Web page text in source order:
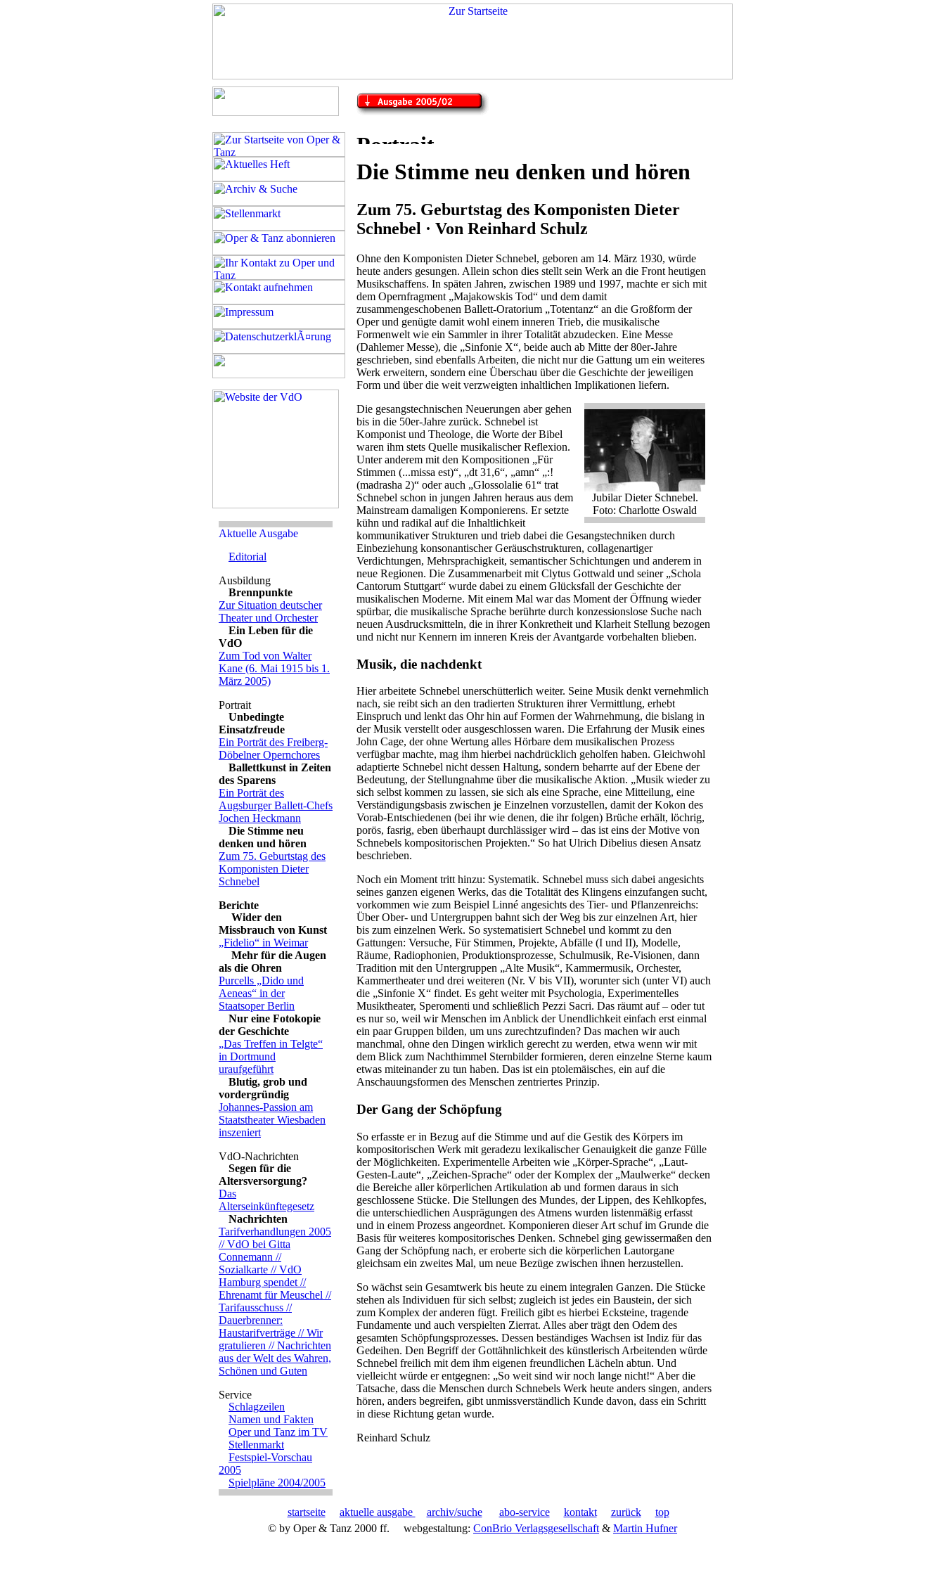
Editorial
Brennpunkte
Zur Situation deutscher
Theater und Orchester
Ein Leben für die
VdO
Zum Tod von Walter
Kane (6. Mai 1915 bis 1.
März 2005)
Unbedingte
Einsatzfreude
Ein Porträt des Freiberg-
Döbelner Opernchores
Ballettkunst in Zeiten
des Sparens
Ein Porträt des
Augsburger Ballett-Chefs
Jochen Heckmann
Die Stimme neu
denken und hören
Zum 75. Geburtstag des
Komponisten Dieter
Schnebel
Wider den
Missbrauch von Kunst
„Fidelio“ in Weimar
Mehr für die Augen
als die Ohren
Purcells „Dido und
Aeneas“ in der
Staatsoper Berlin
Nur eine Fotokopie
der Geschichte
„Das Treffen in Telgte“
in Dortmund
uraufgeführt
Blutig, grob und
vordergründig
Johannes-Passion am
Staatstheater Wiesbaden
inszeniert
Segen für die
Altersversorgung?
Das
Alterseinkünftegesetz
Nachrichten
Tarifverhandlungen 2005
// VdO bei Gitta
Connemann //
Sozialkarte // VdO
Hamburg spendet //
Ehrenamt für Meuschel //
Tarifausschuss //
Dauerbrenner:
Haustarifverträge // Wir
gratulieren // Nachrichten
aus der Welt des Wahren,
Schönen und Guten
Schlagzeilen
Namen und Fakten
Oper und Tanz im TV
Stellenmarkt
Festspiel-Vorschau
2005
Spielpläne 2004/2005
Die Stimme neu denken und hören
Zum 75. Geburtstag des Komponisten Dieter
Schnebel · Von Reinhard Schulz
Ohne den Komponisten Dieter Schnebel, geboren am 14. März 1930, würde
heute anders gesungen. Allein schon dies stellt sein Werk an die Front heutigen
Musikschaffens. In späten Jahren, zwischen 1989 und 1997, machte er sich mit
dem Opernfragment „Majakowskis Tod“ und dem damit
zusammengeschobenen Ballett-Oratorium „Totentanz“ an die Großform der
Oper und genügte damit wohl einem inneren Trieb, die musikalische
Formenwelt wie ein Sammler in ihrer Totalität abzudecken. Eine Messe
(Dahlemer Messe), die „Sinfonie X“, beide auch ab Mitte der 80er-Jahre
geschrieben, sind ebenfalls Arbeiten, die nicht nur die Gattung um ein weiteres
Werk erweitern, sondern eine Überschau über die Geschichte der jeweiligen
Form und über die weit verzweigten inhaltlichen Implikationen liefern.
Jubilar Dieter Schnebel.
Foto: Charlotte Oswald
Die gesangstechnischen Neuerungen aber gehen
bis in die 50er-Jahre zurück. Schnebel ist
Komponist und Theologe, die Worte der Bibel
waren ihm stets Quelle musikalischer Reflexion.
Unter anderem mit den Kompositionen „Für
Stimmen (...missa est)“, „dt 31,6“, „amn“ „:!
(madrasha 2)“ oder auch „Glossolalie 61“ trat
Schnebel schon in jungen Jahren heraus aus dem
Mainstream damaligen Komponierens. Er setzte
kühn und radikal auf die Inhaltlichkeit
kommunikativer Strukturen und trieb dabei die Gesangstechniken durch
Einbeziehung konsonantischer Geräuschstrukturen, collagenartiger
Verdichtungen, Mehrsprachigkeit, semantischer Schichtungen und anderem in
neue Regionen. Die Zusammenarbeit mit Clytus Gottwald und seiner „Schola
Cantorum Stuttgart“ wurde dabei zu einem Glücksfall der Geschichte der
musikalischen Moderne. Mit einem Mal war das Moment der Öffnung wieder
spürbar, die musikalische Sprache berührte durch konzessionslose Suche nach
neuen Ausdrucksmitteln, die in ihrer Konkretheit und Klarheit Stellung bezogen
und nicht nur Kennern im inneren Kreis der Avantgarde vorbehalten blieben.
Musik, die nachdenkt
Hier arbeitete Schnebel unerschütterlich weiter. Seine Musik denkt vernehmlich
nach, sie reibt sich an den tradierten Strukturen ihrer Vermittlung, erhebt
Einspruch und lenkt das Ohr hin auf Formen der Wahrnehmung, die bislang in
der Musik verstellt oder ausgeschlossen waren. Die Erfahrung der Musik eines
John Cage, der ohne Wertung alles Hörbare dem musikalischen Prozess
verfügbar machte, mag ihm hierbei nachdrücklich geholfen haben. Gleichwohl
adaptierte Schnebel nicht dessen Haltung, sondern beharrte auf der Ebene der
Bedeutung, der Stellungnahme über die musikalische Aktion. „Musik wieder zu
sich selbst kommen zu lassen, sie sich als eine Sprache, eine Mitteilung, eine
Verständigungsbasis zwischen je Einzelnen vorzustellen, damit der Kokon des
Vorab-Entschiedenen (bei ihr wie denen, die ihr folgen) Brüche erhält, löchrig,
porös, fasrig, eben überhaupt durchlässiger wird – das ist eins der Motive von
Schnebels kompositorischen Projekten.“ So hat Ulrich Dibelius diesen Ansatz
beschrieben.
Noch ein Moment tritt hinzu: Systematik. Schnebel muss sich dabei angesichts
seines ganzen eigenen Werks, das die Totalität des Klingens einzufangen sucht,
vorkommen wie zum Beispiel Linné angesichts des Tier- und Pflanzenreichs:
Über Ober- und Untergruppen bahnt sich der Weg bis zur einzelnen Art, hier
bis zum einzelnen Werk. So systematisiert Schnebel und kommt zu den
Gattungen: Versuche, Für Stimmen, Projekte, Abfälle (I und II), Modelle,
Räume, Radiophonien, Produktionsprozesse, Schulmusik, Re-Visionen, dann
Tradition mit den Untergruppen „Alte Musik“, Kammermusik, Orchester,
Kammertheater und drei weiteren (Nr. V bis VII), worunter sich (unter VI) auch
die „Sinfonie X“ findet. Es geht weiter mit Psychologia, Experimentelles
Musiktheater, Speromenti und schließlich Pezzi Sacri. Das räumt auf – oder tut
es nur so, weil wir Menschen im Anblick der Unendlichkeit einfach erst einmal
ein paar Gruppen bilden, um uns zurechtzufinden? Das machen wir auch
manchmal, ohne den Dingen wirklich gerecht zu werden, etwa wenn wir mit
dem Blick zum Nachthimmel Sternbilder formieren, deren einzelne Sterne kaum
etwas miteinander zu tun haben. Das ist ein ptolemäisches, ein auf die
Anschauungsformen des Menschen zentriertes Prinzip.
Der Gang der Schöpfung
So erfasste er in Bezug auf die Stimme und auf die Gestik des Körpers im
kompositorischen Werk mit geradezu lexikalischer Genauigkeit die ganze Fülle
der Möglichkeiten. Experimentelle Arbeiten wie „Körper-Sprache“, „Laut-
Gesten-Laute“, „Zeichen-Sprache“ oder der Komplex der „Maulwerke“ decken
die Bereiche aller körperlichen Artikulation ab und formen daraus in sich
geschlossene Stücke. Die Stellungen des Mundes, der Lippen, des Kehlkopfes,
die unterschiedlichen Ausprägungen des Atmens wurden listenmäßig erfasst
und in einem Prozess angeordnet. Komponieren dieser Art schuf im Grunde die
Basis für weiteres kompositorisches Denken. Schnebel ging gewissermaßen den
Gang der Schöpfung nach, er eroberte sich die körperlichen Lautorgane
gleichsam ein zweites Mal, um neue Bezüge zwischen ihnen herzustellen.
So wächst sein Gesamtwerk bis heute zu einem integralen Ganzen. Die Stücke
stehen als Individuen für sich selbst; zugleich ist jedes ein Baustein, der sich
zum Komplex der anderen fügt. Freilich gibt es hierbei Ecksteine, tragende
Fundamente und auch verspielten Zierrat. Alles aber trägt den Odem des
gesamten Schöpfungsprozesses. Dessen beständiges Wachsen ist Indiz für das
Gedeihen. Den Begriff der Gottähnlichkeit des künstlerisch Arbeitenden würde
Schnebel freilich mit dem ihm eigenen freundlichen Lächeln abtun. Und
vielleicht würde er entgegnen: „So weit sind wir noch lange nicht!“ Aber die
Tatsache, dass die Menschen durch Schnebels Werk heute anders singen, anders
hören, anders begreifen, gibt unmissverständlich Kunde davon, dass ein Schritt
in diese Richtung getan wurde.
Reinhard Schulz
startseite aktuelle ausgabe archiv/suche abo-service kontakt zurück
top
© by Oper & Tanz 2000 ff.
webgestaltung: ConBrio Verlagsgesellschaft & Martin Hufner